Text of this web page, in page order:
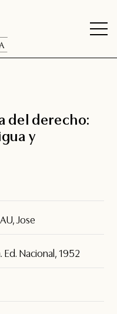
del derecho:
y
Jose
Ed. Nacional, 1952